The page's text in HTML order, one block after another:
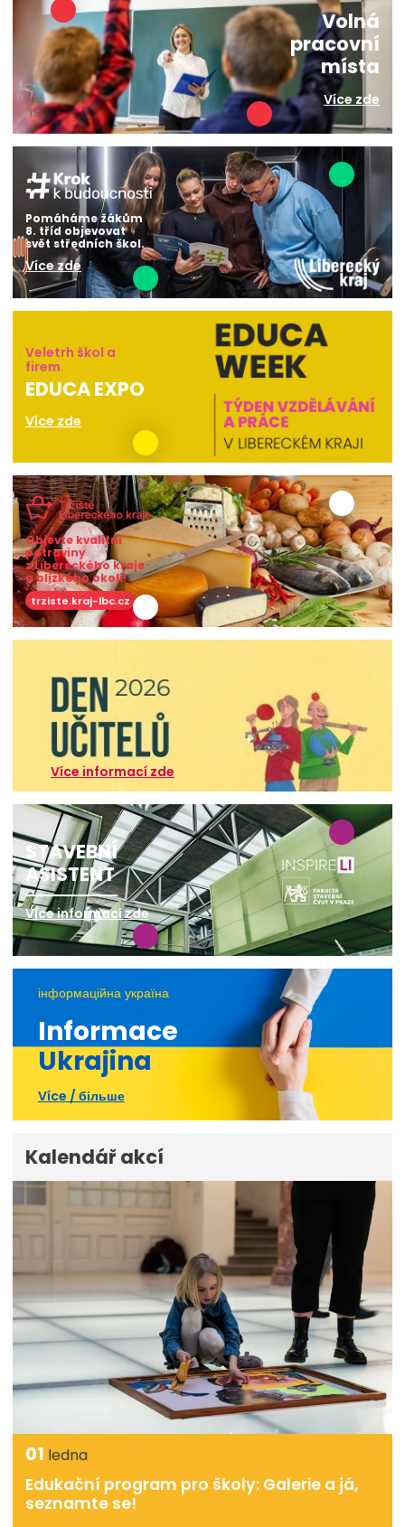
Volná
pracovní
místa
Více zde
Pomáháme žákům
8. tříd objevovat
svět středních škol.
Více zde
Veletrh škol a
firem
EDUCA EXPO
Více zde
Objevte kvalitní
potraviny
z Libereckého kraje
a blízkého okolí!
trziste.kraj-lbc.cz
Více informací zde
STAVEBNÍ
ASISTENT
Více informací zde
інформаційна україна
Informace
Ukrajina
Více / більше
Kalendář akcí
01 ledna
Edukační program pro školy: Galerie a já,
seznamte se!